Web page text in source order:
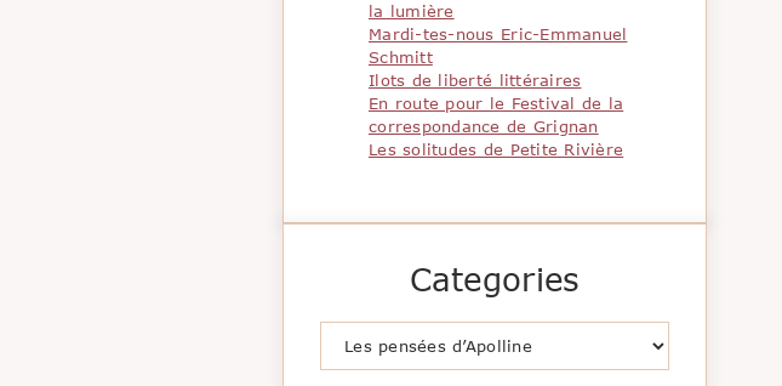
la lumière
Mardi-tes-nous Eric-Emmanuel
Schmitt
Ilots de liberté littéraires
En route pour le Festival de la
correspondance de Grignan
Les solitudes de Petite Rivière
Categories